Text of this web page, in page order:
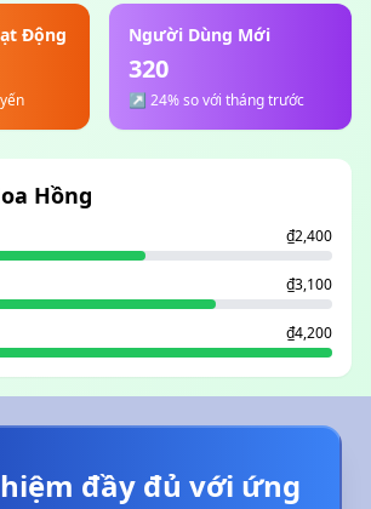
Động Người Dùng Mới
320
↗ 24% so với tháng trước
Hồng
₫2,400
₫3,100
₫4,200
đầy đủ với ứng